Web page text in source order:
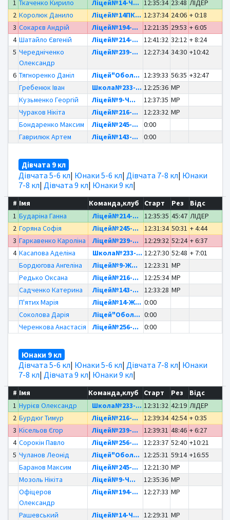
1 Ткаченко Кирило Ліцей№14-Ч... 12:35:34 23:48 ЛІДЕР
2 Королюк Данило Ліцей№14ПК... 12:37:34 24:06 + 0:18
3 Сокарєв Андрій Ліцей№194-... 12:21:35 29:53 + 6:05
4 Шатайло Євгеній Ліцей№214-... 12:41:32 32:12 + 8:24
5 Чередніченко
Олександр
Ліцей№239-... 12:27:34 34:30 +10:42
6 Тягноренко Даніл Ліцей"Обол... 12:39:33 56:35 +32:47
Гребенюк Іван
Школа№233-... 12:25:36 MP
Кузьменко Георгій
Ліцей№9-Ч... 12:37:35 MP
Чураков Нікіта
Ліцей№216-... 12:23:32 MP
Бондаренко Максим
Ліцей№245-...
0:00
Гаврилюк Артем
Ліцей№143-... 0:00
Дівчата 9 кл
Дівчата 5-6 кл| Юнаки 5-6 кл| Дівчата 7-8 кл| Юнаки
7-8 кл| Дівчата 9 кл| Юнаки 9 кл|
# Імя Команда,клуб Старт Рез
Відс
1 Бударіна Ганна Ліцей№214-... 12:35:35 45:47 ЛІДЕР
2 Горяна Софія Ліцей№245-... 12:31:34 50:31 + 4:44
3 Гаркавенко Кароліна Ліцей№239-... 12:29:32 52:24 + 6:37
4 Касапова Аделіна Школа№233-... 12:27:30 52:48 + 7:01
Бордюгова Ангеліна
Ліцей№9-Ж... 12:23:31 MP
Редько Оксана
Ліцей№216-... 12:25:34 MP
Садченко Катерина
Ліцей№143-... 12:33:28 MP
П'ятих Марія
Ліцей№14-Ж... 0:00
Соколова Дарія
Ліцей"Обол... 0:00
Черенкова Анастасія
Ліцей№256-... 0:00
Юнаки 9 кл
Дівчата 5-6 кл| Юнаки 5-6 кл| Дівчата 7-8 кл| Юнаки
7-8 кл| Дівчата 9 кл| Юнаки 9 кл|
# Імя Команда,клуб Старт Рез
Відс
1 Нурієв Олександр Школа№233-... 12:31:32 42:19 ЛІДЕР
2 Бурдюг Тимур Ліцей№216-... 12:39:34 42:54 + 0:35
3 Кісельов Єгор Ліцей№239-... 12:39:31 48:46 + 6:27
4 Сорокін Павло Ліцей№256-... 12:23:37 52:40 +10:21
5 Чуланов Леонід Ліцей"Обол... 12:25:31 59:14 +16:55
Баранов Максим
Ліцей№245-... 12:21:30 MP
Мозоль Нікіта
Ліцей№9-Ч... 12:35:36 MP
Офіцеров
Олександр
Ліцей№194-... 12:27:33 MP
Рашевський Ліцей№14-Ч... 12:29:31 MP